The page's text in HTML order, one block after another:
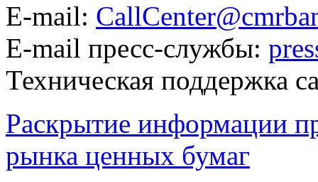
E-mail:
E-mail пресс-службы:
Техническая поддержка
Раскрытие информации
рынка ценных бумаг